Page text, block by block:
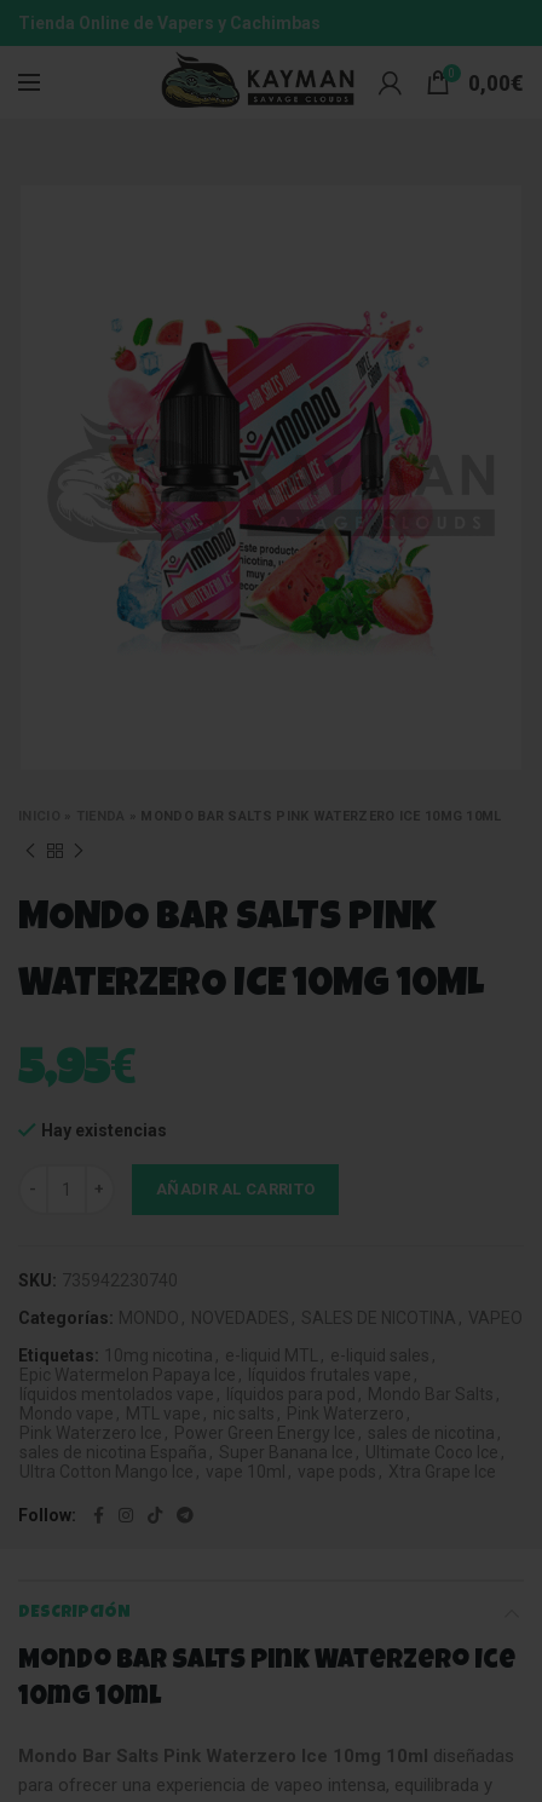
Tienda Online de Vapers y Cachimbas
0 0,00€
MONDO BAR SALTS PINK WATERZERO ICE 10MG 10ML
MONDO BAR SALTS PINK
WATERZERO ICE 10MG 10ML
5,95€
Hay existencias
Mondo Bar Salts Pink Waterzero Ice 10mg 10ml cantidad
AÑADIR AL CARRITO
SKU: 735942230740
Categorías: MONDO , NOVEDADES , SALES DE NICOTINA , VAPEO
Etiquetas:
10mg nicotina , e-liquid MTL , e-liquid sales ,
Epic Watermelon Papaya Ice , líquidos frutales vape ,
líquidos mentolados vape , líquidos para pod , Mondo Bar Salts ,
Mondo vape , MTL vape , nic salts , Pink Waterzero ,
Pink Waterzero Ice , Power Green Energy Ice , sales de nicotina ,
sales de nicotina España , Super Banana Ice , Ultimate Coco Ice ,
Ultra Cotton Mango Ice , vape 10ml , vape pods , Xtra Grape Ice
Follow
DESCRIPCIÓN
Mondo Bar Salts Pink Waterzero Ice
10mg 10ml
Mondo Bar Salts Pink Waterzero Ice 10mg 10ml diseñadas
para ofrecer una experiencia de vapeo intensa, equilibrada y